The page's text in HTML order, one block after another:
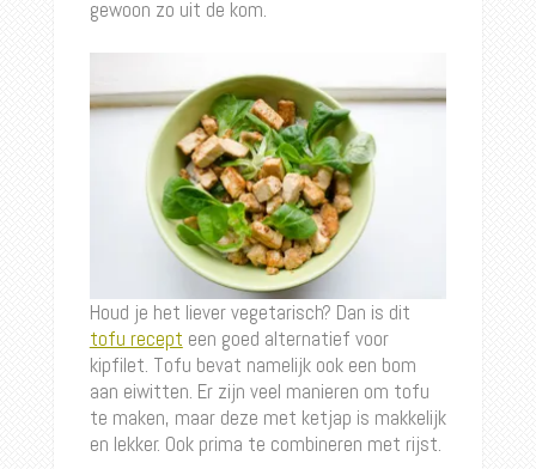
gewoon zo uit de kom.
Houd je het liever vegetarisch? Dan is dit
tofu recept een goed alternatief voor
kipfilet. Tofu bevat namelijk ook een bom
aan eiwitten. Er zijn veel manieren om tofu
te maken, maar deze met ketjap is makkelijk
en lekker. Ook prima te combineren met rijst.